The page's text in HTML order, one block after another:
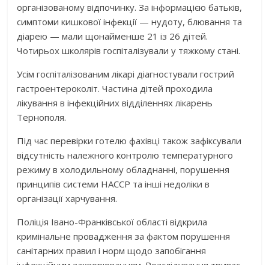
організованому відпочинку. За інформацією батьків,
симптоми кишкової інфекції — нудоту, блювання та
діарею — мали щонайменше 21 із 26 дітей.
Чотирьох школярів госпіталізували у тяжкому стані.
Усім госпіталізованим лікарі діагностували гострий
гастроентероколіт. Частина дітей проходила
лікування в інфекційних відділеннях лікарень
Тернополя.
Під час перевірки готелю фахівці також зафіксували
відсутність належного контролю температурного
режиму в холодильному обладнанні, порушення
принципів системи НАССР та інші недоліки в
організації харчування.
Поліція Івано-Франківської області відкрила
кримінальне провадження за фактом порушення
санітарних правил і норм щодо запобігання